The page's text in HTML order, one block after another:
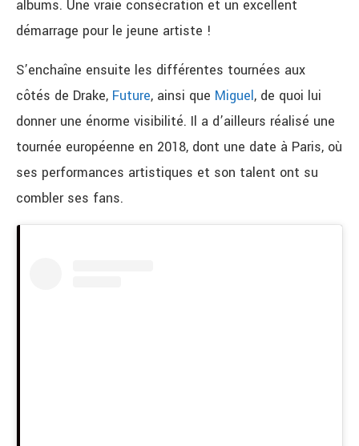
albums. Une vraie consécration et un excellent
démarrage pour le jeune artiste !
S’enchaîne ensuite les différentes tournées aux
côtés de Drake, Future, ainsi que Miguel, de quoi lui
donner une énorme visibilité. Il a d’ailleurs réalisé une
tournée européenne en 2018, dont une date à Paris, où
ses performances artistiques et son talent ont su
combler ses fans.